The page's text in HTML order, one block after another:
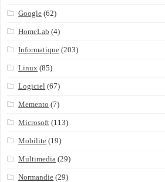
Google (62)
HomeLab (4)
Informatique (203)
Linux (85)
Logiciel (67)
Memento (7)
Microsoft (113)
Mobilite (19)
Multimedia (29)
Normandie (29)